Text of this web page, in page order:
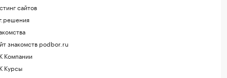
сайтов
знакомств podbor.ru
Компании
Курсы